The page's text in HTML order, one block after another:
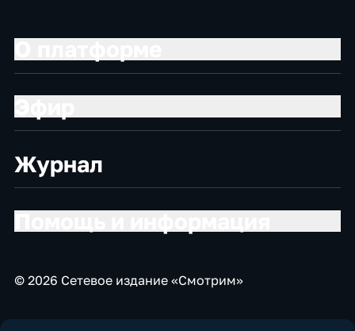
Журнал
© 2026 Сетевое издание «Смотрим»